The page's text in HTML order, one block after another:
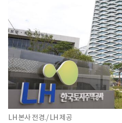
LH 본사 전경./ LH 제공